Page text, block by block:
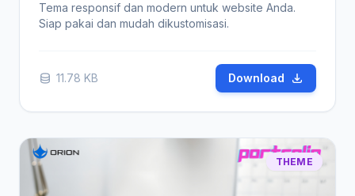
Tema responsif dan modern untuk website Anda.
Siap pakai dan mudah dikustomisasi.
11.78 KB Download
THEME